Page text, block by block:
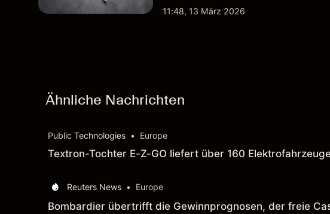
Vergangenheit ist kein
11:48, 13 März 2026
Ähnliche Nachrichten
Public Technologies • Europe
Textron-Tochter E-Z-GO liefert über 160
Reuters News • Europe
Bombardier übertrifft die Gewinnprognosen, der freie